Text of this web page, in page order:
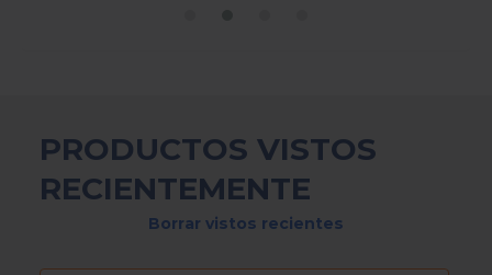
PRODUCTOS VISTOS
RECIENTEMENTE
Borrar vistos recientes